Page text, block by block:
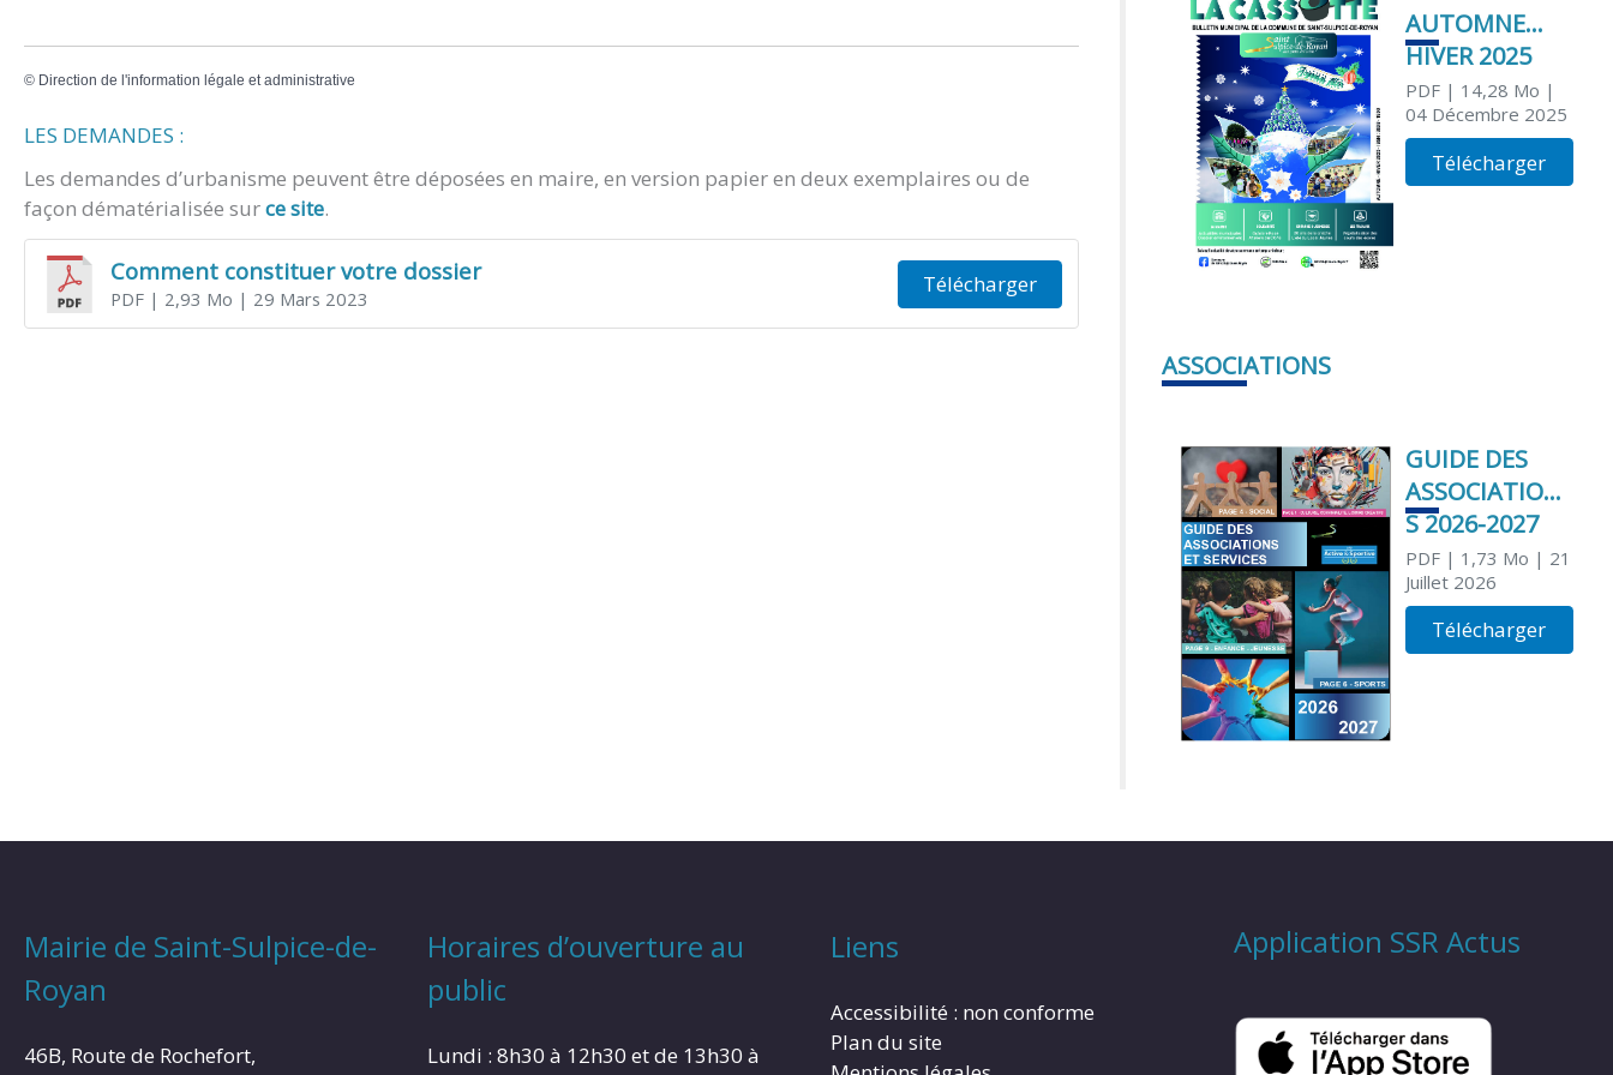
© Direction de l'information légale et administrative
LES DEMANDES :
Les demandes d’urbanisme peuvent être déposées en maire, en version papier en deux exemplaires ou de
façon dématérialisée surce site.
Comment constituer votre dossier
PDF| 2,93 Mo | 29 Mars 2023
Télécharger
AUTOMNE
HIVER 2025
PDF| 14,28 Mo |
04 Décembre 2025
Télécharger
ASSOCIATIONS
GUIDE DES
ASSOCIATION
S 2026-2027
PDF| 1,73 Mo | 21
Juillet 2026
Télécharger
Mairie de Saint-Sulpice-de-
Royan
46B, Route de Rochefort,
Horaires d’ouverture au
public
Lundi : 8h30 à 12h30 et de 13h30 à
Liens
Accessibilité : non conforme
Plan du site
Application SSR Actus